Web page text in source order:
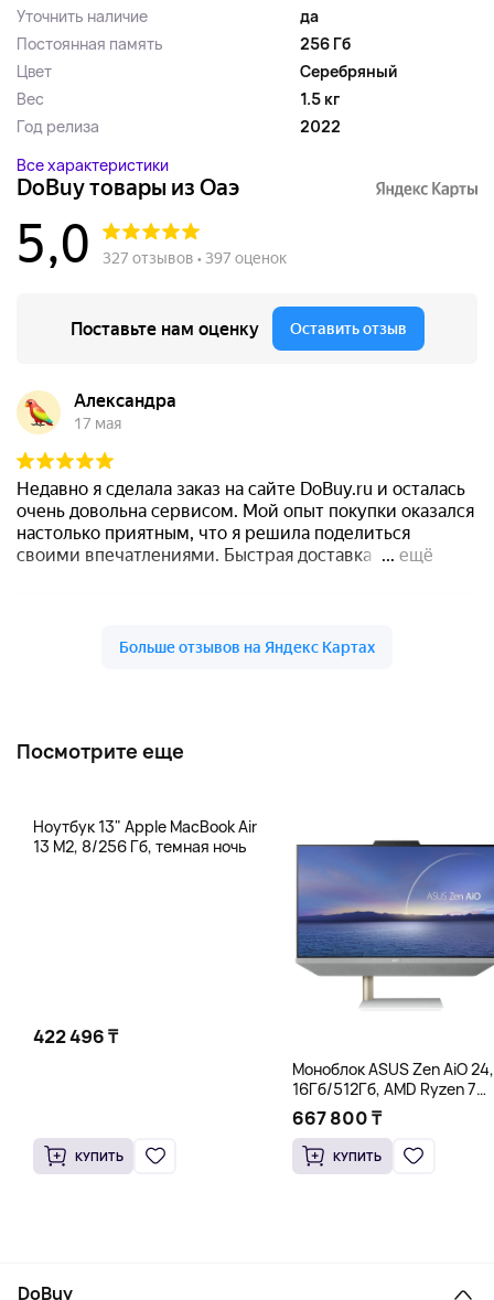
Уточнить наличие
да
Постоянная память
256 Гб
Цвет
Серебряный
Вес
1.5 кг
Год релиза
2022
Все характеристики
Посмотрите еще
Ноутбук 13" Apple MacBook Air
13 M2, 8/256 Гб, темная ночь
422 496 ₸
КУПИТЬ
Моноблок ASUS Zen AiO 24,
16Гб/512Гб, AMD Ryzen 7
5825U, белый
667 800 ₸
КУПИТЬ
DoBuy